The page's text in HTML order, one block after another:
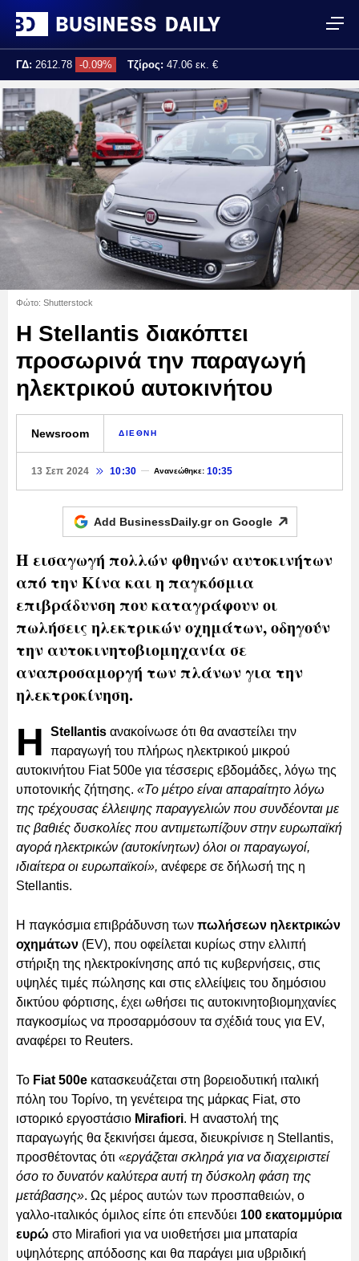
ΓΔ: 2612.78 -0.09% Τζίρος: 47.06 εκ. €
Τελ. ενημέρωση: 12:22:39
Φώτο: Shutterstock
Η Stellantis διακόπτει
προσωρινά την παραγωγή
ηλεκτρικού αυτοκινήτου
Newsroom ΔΙΕΘΝΗ
13 Σεπ 2024 10:30 Ανανεώθηκε: 10:35
Add BusinessDaily.gr on Google
Η εισαγωγή πολλών φθηνών αυτοκινήτων
από την Κίνα και η παγκόσμια
επιβράδυνση που καταγράφουν οι
πωλήσεις ηλεκτρικών οχημάτων, οδηγούν
την αυτοκινητοβιομηχανία σε
αναπροσαμοργή των πλάνων για την
ηλεκτροκίνηση.
Η Stellantis ανακοίνωσε ότι θα αναστείλει την
παραγωγή του πλήρως ηλεκτρικού μικρού
αυτοκινήτου Fiat 500e για τέσσερις εβδομάδες, λόγω της
υποτονικής ζήτησης. «Το μέτρο είναι απαραίτητο λόγω
της τρέχουσας έλλειψης παραγγελιών που συνδέονται με
τις βαθιές δυσκολίες που αντιμετωπίζουν στην ευρωπαϊκή
αγορά ηλεκτρικών (αυτοκίνητων) όλοι οι παραγωγοί,
ιδιαίτερα οι ευρωπαϊκοί», ανέφερε σε δήλωσή της η
Stellantis.
Η παγκόσμια επιβράδυνση των πωλήσεων ηλεκτρικών
οχημάτων (EV), που οφείλεται κυρίως στην ελλιπή
στήριξη της ηλεκτροκίνησης από τις κυβερνήσεις, στις
υψηλές τιμές πώλησης και στις ελλείψεις του δημόσιου
δικτύου φόρτισης, έχει ωθήσει τις αυτοκινητοβιομηχανίες
παγκοσμίως να προσαρμόσουν τα σχέδιά τους για EV,
αναφέρει το Reuters.
Το Fiat 500e κατασκευάζεται στη βορειοδυτική ιταλική
πόλη του Τορίνο, τη γενέτειρα της μάρκας Fiat, στο
ιστορικό εργοστάσιο Mirafiori. Η αναστολή της
παραγωγής θα ξεκινήσει άμεσα, διευκρίνισε η Stellantis,
προσθέτοντας ότι «εργάζεται σκληρά για να διαχειριστεί
όσο το δυνατόν καλύτερα αυτή τη δύσκολη φάση της
μετάβασης». Ως μέρος αυτών των προσπαθειών, ο
γαλλο-ιταλικός όμιλος είπε ότι επενδύει 100 εκατομμύρια
ευρώ στο Mirafiori για να υιοθετήσει μια μπαταρία
υψηλότερης απόδοσης και θα παράγει μια υβριδική